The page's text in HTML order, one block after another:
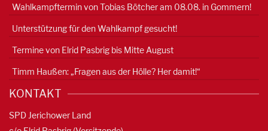
Wahlkampftermin von Tobias Bötcher am 08.08. in Gommern!
Unterstützung für den Wahlkampf gesucht!
Termine von Elrid Pasbrig bis Mitte August
Timm Haußen: „Fragen aus der Hölle? Her damit!“
KONTAKT
SPD Jerichower Land